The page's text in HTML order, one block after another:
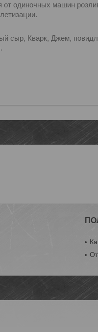
одиночных машин
сыр, Кварк, Джем,